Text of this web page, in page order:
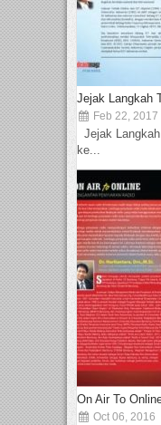
Jejak Langkah
Feb 22, 2017
Jejak
ke...
On Air To
Oct 06, 2016